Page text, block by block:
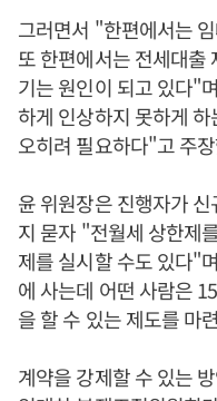
그러면서 "한편에서는
또 한편에서는 전세대출
기는 원인이 되고 있다"
하게 인상하지 못하게
오히려 필요하다"고 주
윤 위원장은 진행자가
지 묻자 "전월세 상한제
제를 실시할 수도 있다"
에 사는데 어떤 사람은
을 할 수 있는 제도를 마
계약을 강제할 수 있는